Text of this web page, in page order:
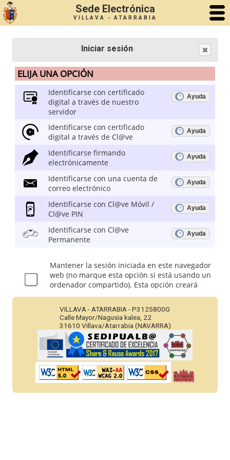
Sede Electrónica
VILLAVA - ATARRABIA
Iniciar sesión
VILLAVA - ATARRABIA - P3125800G
Calle Mayor/Nagusia kalea, 22
31610 Villava/Atarrabia (NAVARRA)